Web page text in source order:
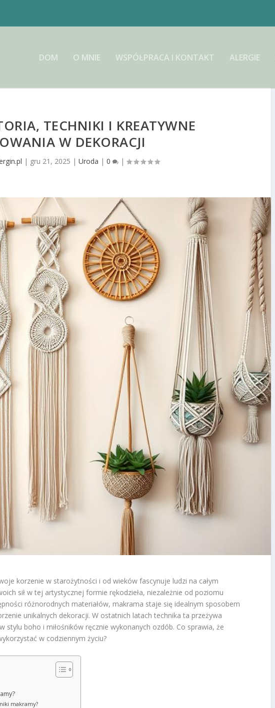
DOM O MNIE WSPÓŁPRACA I KONTAKT ALERGIE
TECHNIKI I KREATYWNE
W DEKORACJI
| gru 21, 2025 |Uroda |0 |
korzenie w starożytności i od wieków fascynuje ludzi na całym
sił w tej artystycznej formie rękodzieła, niezależnie od poziomu
różnorodnych materiałów, makrama staje się idealnym sposobem
unikalnych dekoracji. W ostatnich latach technika ta przeżywa
stylu boho i miłośników ręcznie wykonanych ozdób. Co sprawia, że
w codziennym życiu?
makramy?